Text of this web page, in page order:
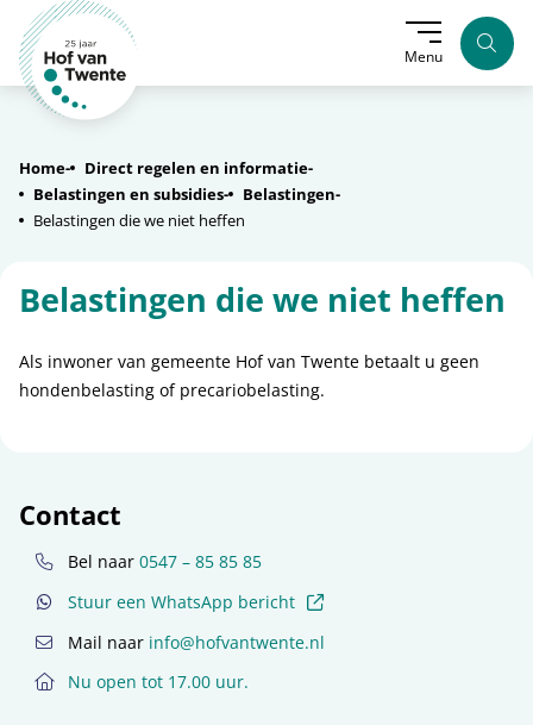
Menu
Home
Direct regelen en informatie
Belastingen en subsidies
Belastingen
Belastingen die we niet heffen
Belastingen die we niet heffen
Als inwoner van gemeente Hof van Twente betaalt u geen
hondenbelasting of precariobelasting.
Contact
Bel naar0547 – 85 85 85
Stuur een WhatsApp bericht
Mail naar info@hofvantwente.nl
Nu open tot 17.00 uur.